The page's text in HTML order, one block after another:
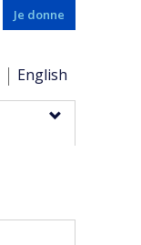
Je donne
English